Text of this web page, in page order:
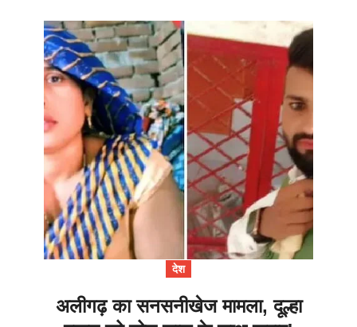
देश
अलीगढ़ का सनसनीखेज मामला, दूल्हा